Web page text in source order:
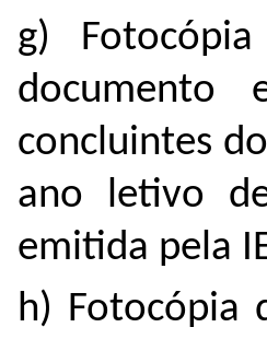
g)
documento
concluintes
ano letivo
emitida pela
h) Fotocópia